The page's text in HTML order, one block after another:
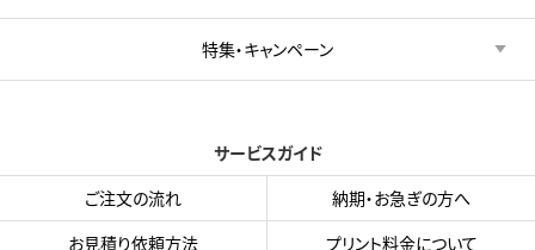
特集・キャンペーン
サービスガイド
ご注文の流れ
納期・お急ぎの方へ
お見積り依頼方法
プリント料金について